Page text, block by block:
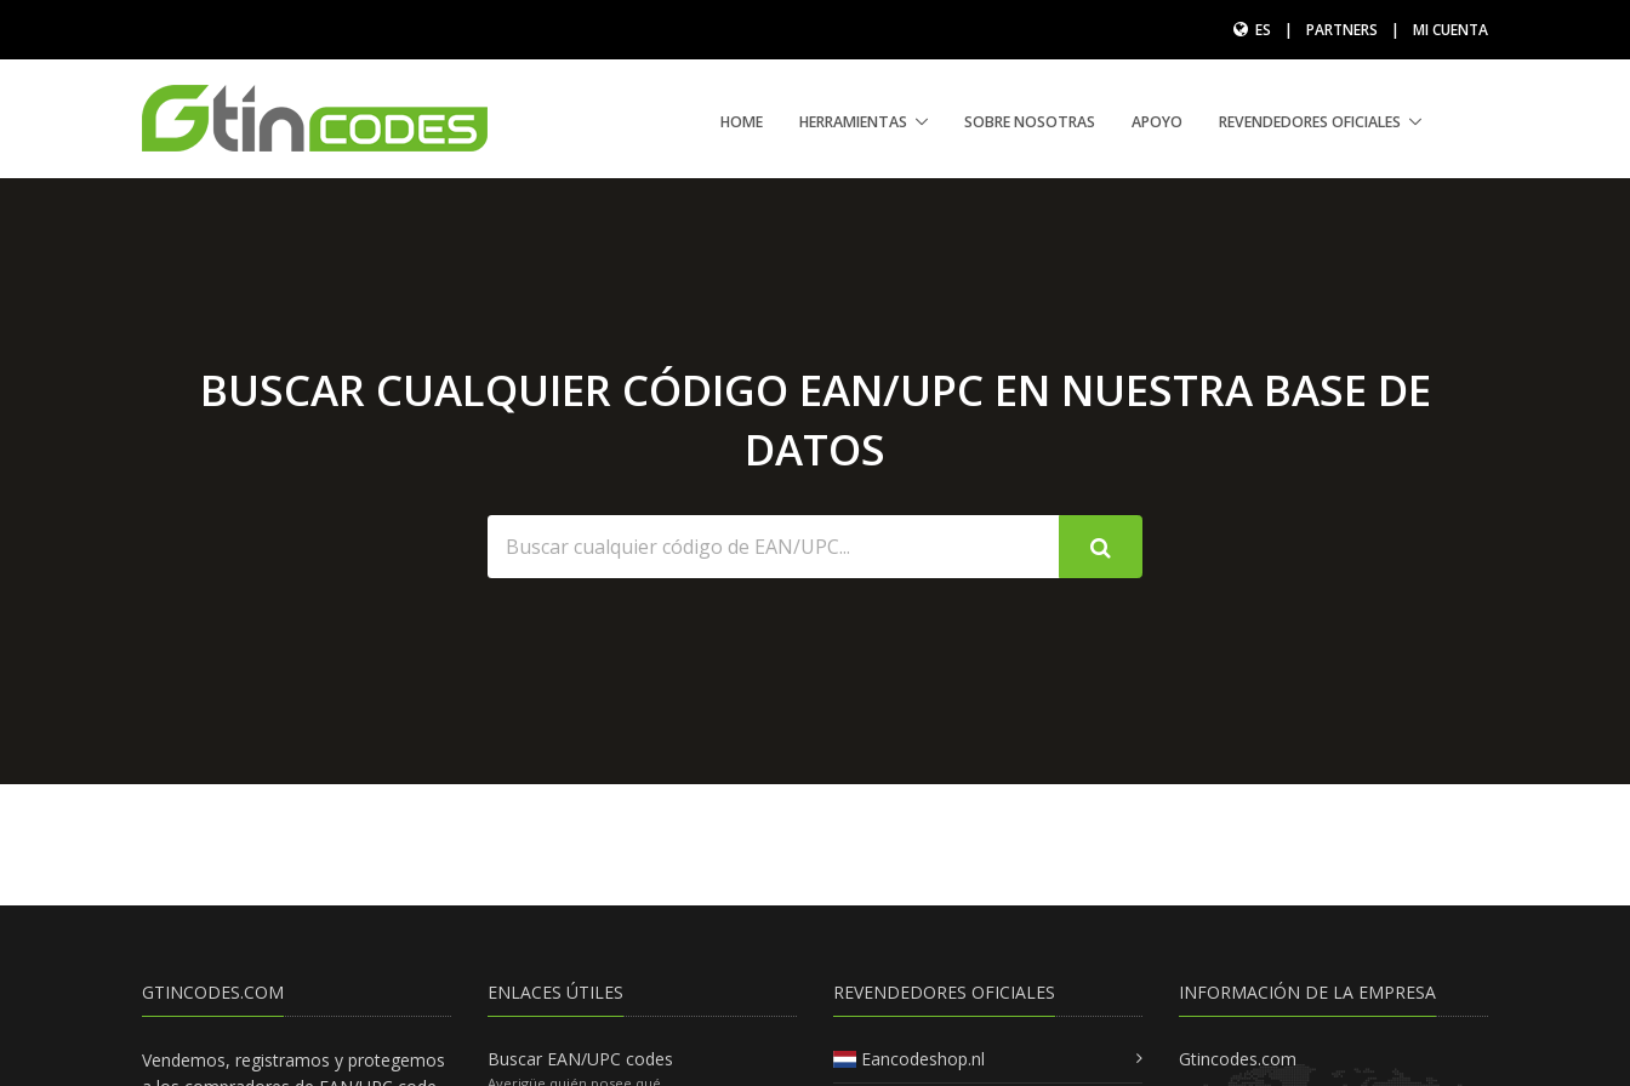
ES | PARTNERS | MI CUENTA
HOME HERRAMIENTAS SOBRE NOSOTRAS APOYO REVENDEDORES OFICIALES
BUSCAR CUALQUIER CÓDIGO EAN/UPC EN NUESTRA BASE DE
DATOS
GTINCODES.COM
Vendemos, registramos y protegemos
ENLACES ÚTILES
Buscar EAN/UPC codes
REVENDEDORES OFICIALES
Eancodeshop.nl
INFORMACIÓN DE LA EMPRESA
Gtincodes.com